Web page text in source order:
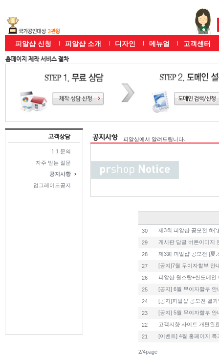
피알샵 신청 피알샵 소개 디자인 메뉴얼 고객센터
1:1 문의
자주 받는 질문
공지사항
업그레이드공지
피알샵에서 알려드립니다.
30 제3회 피알샵 공모전 하[:
29 게시판 답글 버튼이미지
28 제3회 피알샵 공모전 [夏:
27 [공지]7월 무이자할부 안
26 피알샵 원스탑+싼도메인
25 [공지] 6월 무이자할부 안
24 [공지]피알샵 공모전 결과
23 [공지] 5월 무이자할부 안
22 고객지향 사이트 개편완
21 [이벤트] 4월 홈페이지 특
2/4page